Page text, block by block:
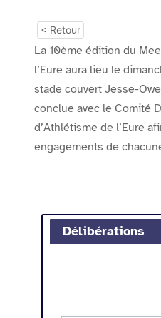
< Retour
La 10ème édition du
l’Eure aura lieu le
stade couvert Jesse-
conclue avec le Comité
d’Athlétisme de l’Eure
engagements de
Délibérations